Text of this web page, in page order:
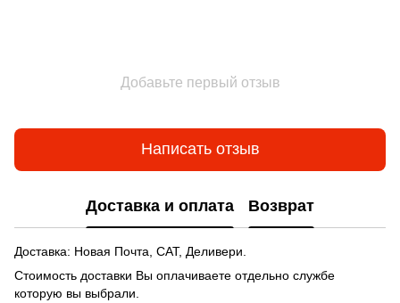
Добавьте первый отзыв
Написать отзыв
Доставка и оплата Возврат
Доставка: Новая Почта, САТ, Деливери.
Стоимость доставки Вы оплачиваете отдельно службе
которую вы выбрали.